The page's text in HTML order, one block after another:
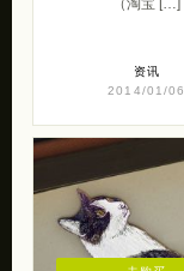
（淘宝 […]
资讯
2014/01/06